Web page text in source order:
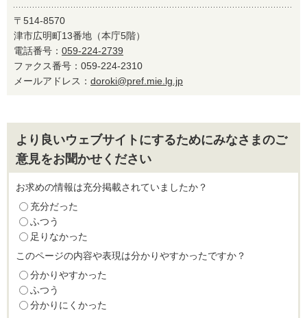
〒514-8570
津市広明町13番地（本庁5階）
電話番号： 059-224-2739
ファクス番号：059-224-2310
メールアドレス： doroki@pref.mie.lg.jp
より良いウェブサイトにするためにみなさまのご
意見をお聞かせください
お求めの情報は充分掲載されていましたか？
充分だった
ふつう
足りなかった
このページの内容や表現は分かりやすかったですか？
分かりやすかった
ふつう
分かりにくかった